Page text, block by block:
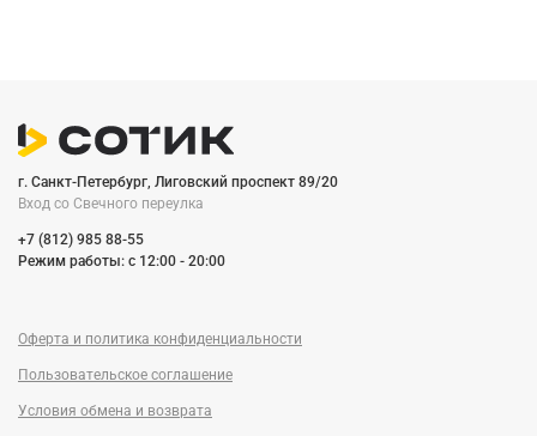
г. Санкт-Петербург, Лиговский проспект 89/20
Вход со Cвечного переулка
+7 (812) 985 88-55
Режим работы: c 12:00 - 20:00
Оферта и политика конфиденциальности
Пользовательское соглашение
Условия обмена и возврата